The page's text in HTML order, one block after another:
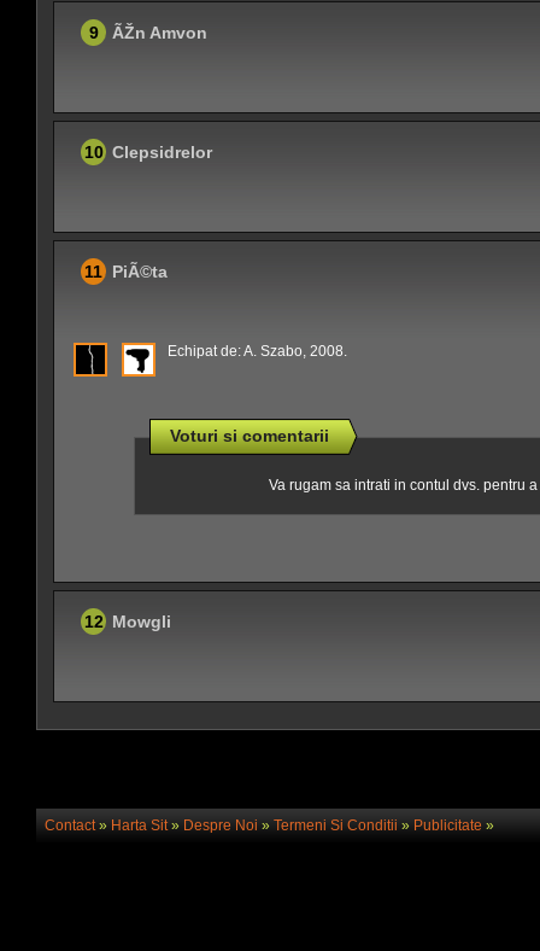
9 ÃŽn Amvon
10 Clepsidrelor
11 PiÃ©ta
Echipat de: A. Szabo, 2008.
Voturi si comentarii
Va rugam sa intrati in contul dvs. pentru
12 Mowgli
Contact» Harta Sit» Despre Noi » Termeni Si Conditii » Publicitate»